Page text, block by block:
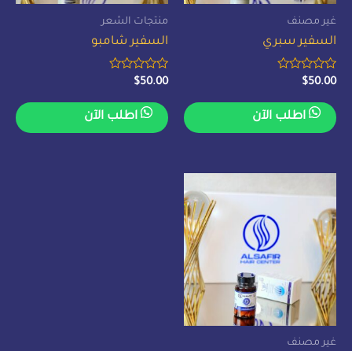
غير مصنف
السفير سبري
تم
من
5
$50.00
اطلب الآن
منتجات الشعر
السفير شامبو
تم
من
5
$50.00
اطلب الآن
غير مصنف